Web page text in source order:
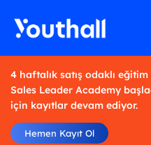
4 haftalık satış odaklı
Sales Leader Academy
için kayıtlar devam ediyor.
Hemen Kayıt Ol